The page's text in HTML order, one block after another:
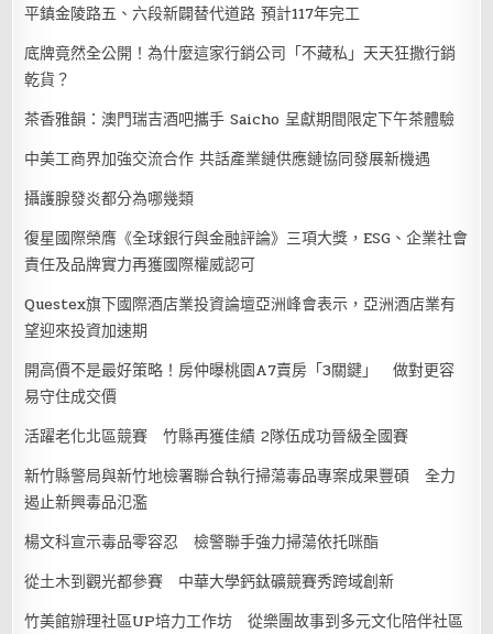
平鎮金陵路五、六段新闢替代道路 預計117年完工
底牌竟然全公開！為什麼這家行銷公司「不藏私」天天狂撒行銷
乾貨？
茶香雅韻：澳門瑞吉酒吧攜手 Saicho 呈獻期間限定下午茶體驗
中美工商界加強交流合作 共話產業鏈供應鏈協同發展新機遇
攝護腺發炎都分為哪幾類
復星國際榮膺《全球銀行與金融評論》三項大獎，ESG、企業社會
責任及品牌實力再獲國際權威認可
Questex旗下國際酒店業投資論壇亞洲峰會表示，亞洲酒店業有
望迎來投資加速期
開高價不是最好策略！房仲曝桃園A7賣房「3關鍵」 做對更容
易守住成交價
活躍老化北區競賽 竹縣再獲佳績 2隊伍成功晉級全國賽
新竹縣警局與新竹地檢署聯合執行掃蕩毒品專案成果豐碩 全力
遏止新興毒品氾濫
楊文科宣示毒品零容忍 檢警聯手強力掃蕩依托咪酯
從土木到觀光都參賽 中華大學鈣鈦礦競賽秀跨域創新
竹美館辦理社區UP培力工作坊 從樂團故事到多元文化陪伴社區